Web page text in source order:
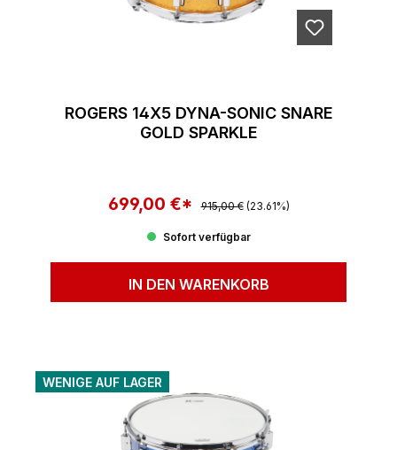
ROGERS 14X5 DYNA-SONIC SNARE
GOLD SPARKLE
Verkaufspreis:
699,00 €* Regulärer Preis:
915,00 € (23.61%)
Sofort verfügbar
IN DEN WARENKORB
WENIGE AUF LAGER